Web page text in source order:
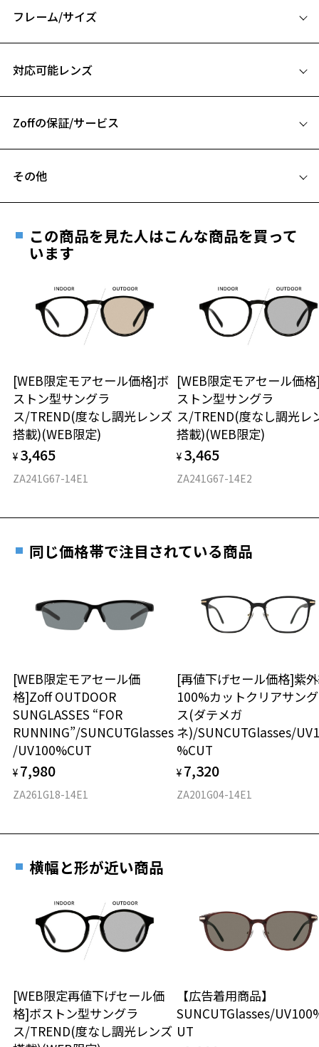
お気に入りリストは
こちら
※お届け予定日の目安はカート内(STEP2)でご確認ください。
ダテメガネ感覚でかけられるクリアレンズの紫外線100%カットサング
ボストンタイプのフレームは知的でクリエイティブな印象に。
楽しめます。
いつものコーデにきちんと感を出したい、印象付けたい時などワンポ
ートル)までの有害光もカットするUV420の高機能レンズを搭載。
レンズ裏面のUV反射を約95%防止するコートも搭載。
360度365日、紫外線からあなたの目をガードします。
※柄や色味の出方に個体差があり、画像と異なる場合がございます。
Zoff UV CLEAR SUNGLASSES (UV100%カット) 特設ページをみる
因となります。炎天下の車内や砂浜等に放置しない様ご注意くださ
い。
■傷をつけるような金属と一緒にしまわないようご注意ください。
品名：サングラス
レンズの材質：プラスチック(コーティング)
レンズ枠の材質：ニッケル合金(塗装)
株式会社インターメスティック
＜度付きサングラスに関する注意事項＞
レンズの種類、機能を再度お選びください。
＜実店舗でサングラスまたはパッケージ商品等のレンズ交換について
＞
2024年3月1日から、店頭に商品をお持ち込みいただいて、レンズ交換
をされる場合は、レンズ代金の他に3,300円(税込)の加工賃を追加で頂
戴する場合がございます。
店頭でレンズ交換をされるお客様は、商品発送から6か月以内に、ご購
ル】のご提示が無かった場合、レンズ代金の他に加工賃として3,300
フレーム/サイズ
B ブリッジ(鼻部分)の横幅：20mm
仕上がり寸法
D 仕上がりの横幅：約137mm
E 仕上がりの縦幅：約47mm
※メガネ：デモレンズを外した重さ
タイプ
材質
フロント素材：メタル
対応可能レンズ
フレームとレンズの合計料金を知りたい方へ
Zoffの保証/サービス
安心1 フレーム１年間品質保証
日または発送日より１年間修理又は交換させて頂
きます。
※保証期間内に交換が行われた場合、保証期間は初期の期間から
延長されません。
安心2 視力測定無料
視力の変化を早めに発見するために、定期的な視
力測定をおすすめいたします。
安心3 かかり具合調整無料
その他
ご希望のお客さまは、「レンズ交換券」をお選びのうえ、
最寄りのZoff実店舗にてレンズをお買い求めください。
※サングラスやパッケージ品では「レンズ交換券」はお選び
談ください。
オンラインストアでフレームのみ購入して、
実店舗で度付きにできます
ご購入時に「レンズ交換券」をお選びいただくと、実店舗で
度数を測定のうえ、度付きレンズ（標準セットレンズ）へ無
料交換いただけます。
詳しくはこちら
その際は記入用紙をダウンロードしてお使いください。
この商品を見た人はこんな商品を買って
います
[WEB限定モアセール価格]ボ
ストン型サングラ
ス/TREND(度なし調光レンズ
搭載)(WEB限定)
¥ 3,465
ZA241G67-14E1
[WEB限定モアセール価
ストン型サングラ
ス/TREND(度なし調光レ
搭載)(WEB限定)
¥ 3,465
ZA241G67-14E2
同じ価格帯で注目されている商品
[WEB限定モアセール価
格]Zoff OUTDOOR
SUNGLASSES “FOR
RUNNING”/SUNCUTGlasses
/UV100%CUT
¥ 7,980
ZA261G18-14E1
[再値下げセール価格]紫
100%カットクリアサン
ス(ダテメガ
ネ)/SUNCUTGlasses/
%CUT
¥ 7,320
ZA201G04-14E1
横幅と形が近い商品
[WEB限定再値下げセール価
格]ボストン型サングラ
ス/TREND(度なし調光レンズ
【広告着用商品】
SUNCUTGlasses/
UT